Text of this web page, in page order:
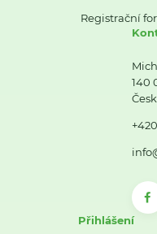
Registrační
140
Přihlášení